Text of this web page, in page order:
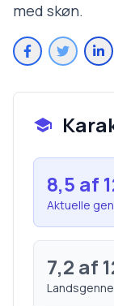
med skøn.
8,5 af
Aktuelle
7,2 af